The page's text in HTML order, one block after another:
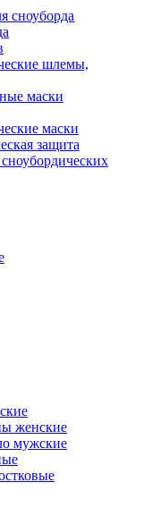
сноуборда
шлемы,
маски
маски
защита
женские
мужские